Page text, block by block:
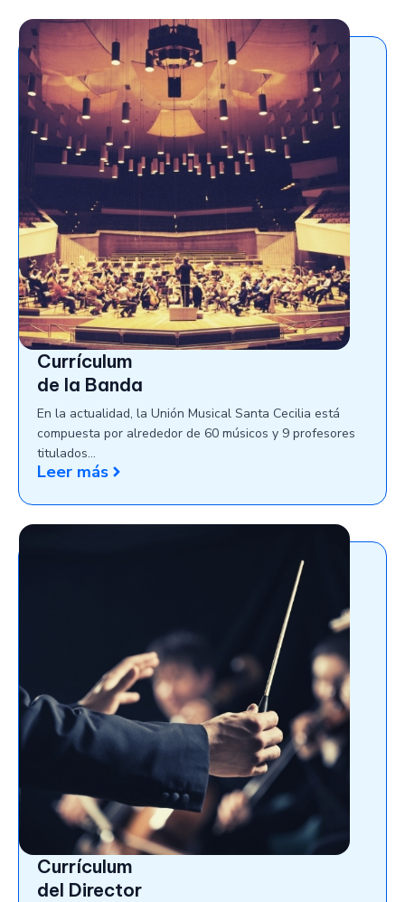
Currículum
de la Banda
En la actualidad, la Unión Musical Santa Cecilia está
compuesta por alrededor de 60 músicos y 9 profesores
titulados…
Leer más
Currículum
del Director